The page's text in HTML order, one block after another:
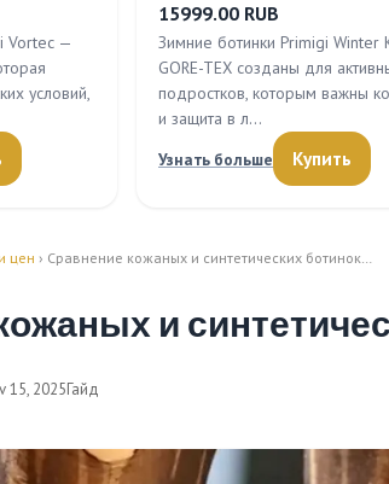
Vortec —
условий,
15999.00 RUB
Зимние ботинки Primigi Winter
GORE-TEX созданы для
подростков, которым важны
и защита в л…
Узнать больше
Купить
цен › Сравнение кожаных и синтетических ботинок…
и
15, 2025Гайд